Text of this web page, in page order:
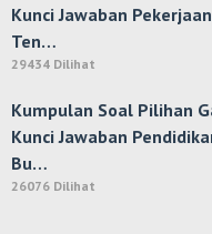
Kunci Jawaban
Ten…
29434 Dilihat
Kumpulan Soal Pilihan
Kunci Jawaban
Bu…
26076 Dilihat